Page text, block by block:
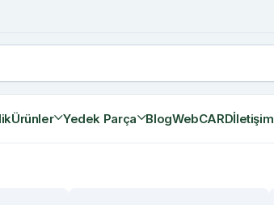
Ürünler Yedek Parça BlogWebCARDİletişim